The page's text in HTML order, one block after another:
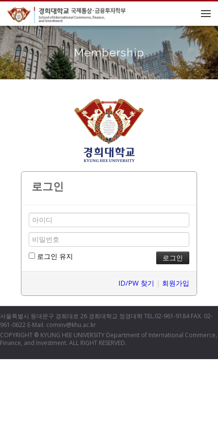
메뉴 건너뛰기
Membership
로그인
로그인 유지
ID/PW 찾기 | 회원가입
서울특별시 동대문구 경희대로 26 경희대학교 정경대학 TEL.02-961-9184 FAX. 02-
961-0622 E-Mail. cominv@khu.ac.kr
COPYRIGHT © KYUNG HEE UNIVERSITY Department of International Commerce,
Finance, and Investment. ALL RIGHT RESERVED.